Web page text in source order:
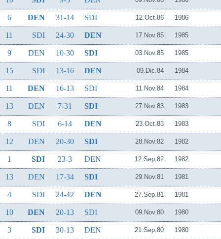
6 DEN 31-14 SDI 12.Oct.86 1986
11 SDI 24-30 DEN 17.Nov.85 1985
9 DEN 10-30 SDI 03.Nov.85 1985
15 SDI 13-16 DEN 09.Dic.84 1984
11 DEN 16-13 SDI 11.Nov.84 1984
13 DEN 7-31 SDI 27.Nov.83 1983
8 SDI 6-14 DEN 23.Oct.83 1983
12 DEN 20-30 SDI 28.Nov.82 1982
1 SDI 23-3 DEN 12.Sep.82 1982
13 DEN 17-34 SDI 29.Nov.81 1981
4 SDI 24-42 DEN 27.Sep.81 1981
10 DEN 20-13 SDI 09.Nov.80 1980
3 SDI 30-13 DEN 21.Sep.80 1980